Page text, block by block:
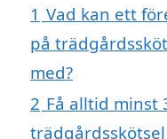
1 Vad kan ett
på
med?
2 Få alltid minst